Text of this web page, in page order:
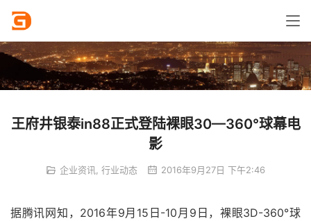
王府井银泰in88正式登陆裸眼30—360°球幕电
影
企业资讯 行业动态 2016年9月27日 下午2:46
据腾讯网知，2016年9月15日-10月9日，裸眼3D-360°球